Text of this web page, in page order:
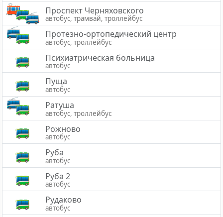
Проспект Черняховского
автобус, трамвай, троллейбус
Протезно-ортопедический центр
автобус, троллейбус
Психиатрическая больница
автобус
Пуща
автобус
Ратуша
автобус, троллейбус
Рожново
автобус
Руба
автобус
Руба 2
автобус
Рудаково
автобус